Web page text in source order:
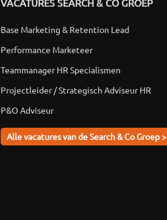
VACATURES SEARCH & CO GROEP
Base Marketing & Retention Lead
Performance Marketeer
Teammanager HR Specialismen
Projectleider / Strategisch Adviseur HR
P&O Adviseur
Alle vacatures van de Search & Co Groep >